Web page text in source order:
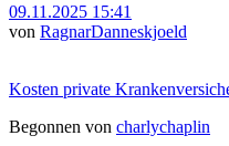
09.11.2025 15:41
von RagnarDanneskjoeld
Kosten private
Begonnen von charlychaplin